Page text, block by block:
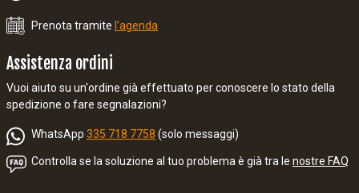
Prenota tramite l’agenda
Assistenza ordini
Vuoi aiuto su un'ordine già effettuato per conoscere lo stato della
spedizione o fare segnalazioni?
WhatsApp 335 718 7758 (solo messaggi)
Controlla se la soluzione al tuo problema è già tra le nostre FAQ